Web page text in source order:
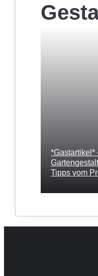
*Gastartikel*
Tipps vom